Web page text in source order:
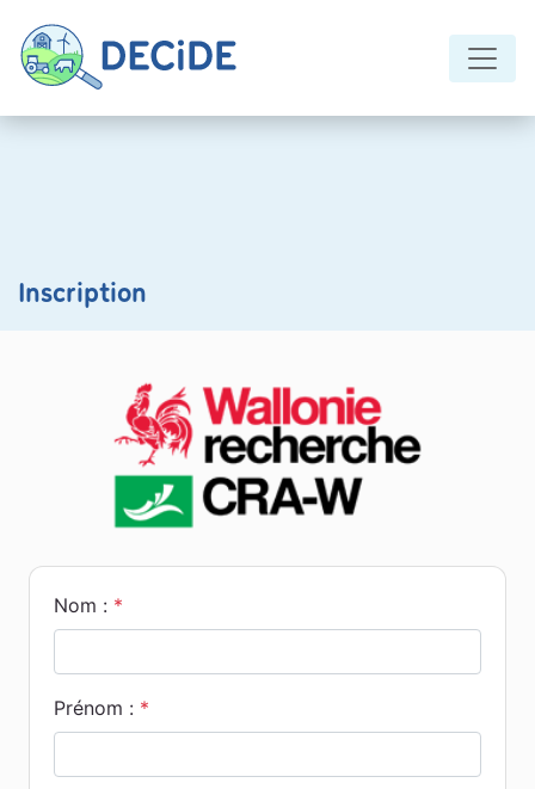
Inscription
Nom : *
Prénom : *